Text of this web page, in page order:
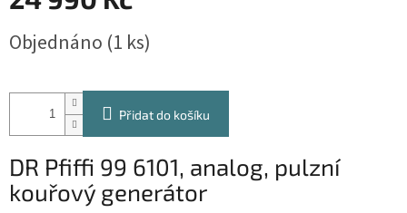
cena:
Objednáno (1 ks)
Přidat do košíku
DR Pfiffi 99 6101, analog, pulzní
kouřový generátor